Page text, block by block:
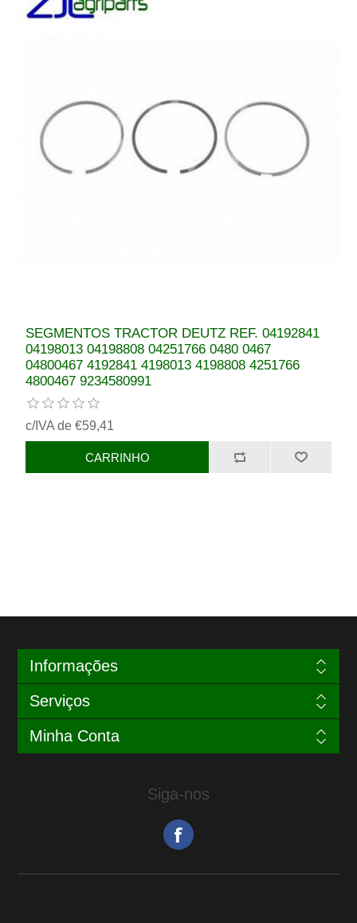
SEGMENTOS TRACTOR DEUTZ REF. 04192841
04198013 04198808 04251766 0480 0467
04800467 4192841 4198013 4198808 4251766
4800467 9234580991
c/IVA de €59,41
Informações
Serviços
Minha Conta
Siga-nos